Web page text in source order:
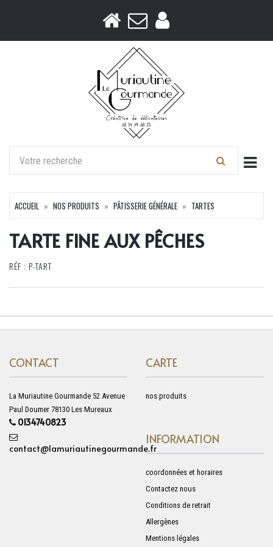
ACCUEIL NOS PRODUITS PÂTISSERIE GÉNÉRALE TARTES
TARTE FINE AUX PÊCHES
RÉF : P-TART
CONTACT
La Muriautine Gourmande 52 Avenue
Paul Doumer 78130 Les Mureaux
0134740823
contact@lamuriautinegourmande.fr
CARTE
nos produits
INFORMATION
coordonnées et horaires
Contactez nous
Conditions de retrait
Allergènes
Mentions légales